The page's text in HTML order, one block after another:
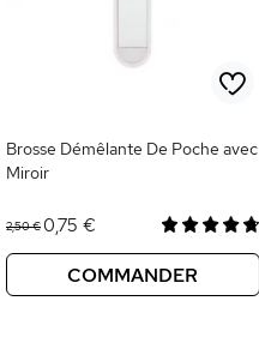
Brosse Démêlante De Poche avec
Miroir
2,50 €0,75 €
COMMANDER